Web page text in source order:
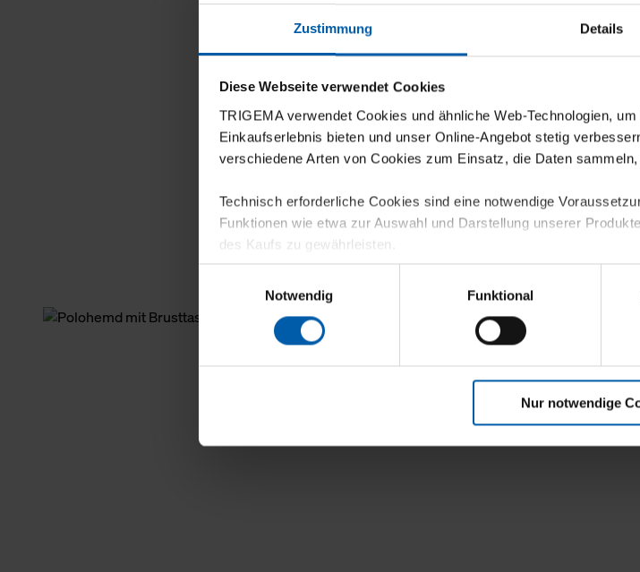
Zustimmung Details
Diese Webseite verwendet Cookies
TRIGEMA verwendet Cookies und ähnliche Web-Technologien,
Einkaufserlebnis bieten und unser Online-Angebot stetig
verschiedene Arten von Cookies zum Einsatz, die Daten
Technisch erforderliche Cookies sind eine notwendige
Funktionen wie etwa zur Auswahl und Darstellung unserer
des Kaufs zu gewährleisten.
Für die Darstellung personalisierter Angebote, Anzeigen und
sowie für Marketing-, Statistik- und Tracking-Zwecke zur Analyse
personenbezogene Informationen. Diese übermitteln wir in
Klicken Sie auf "Alle erlauben", damit wir alle Cookies und Web-
verwenden dürfen. Über die jeweiligen Schaltflächen können Sie
Notwendig
Funktional
Nur notwendige